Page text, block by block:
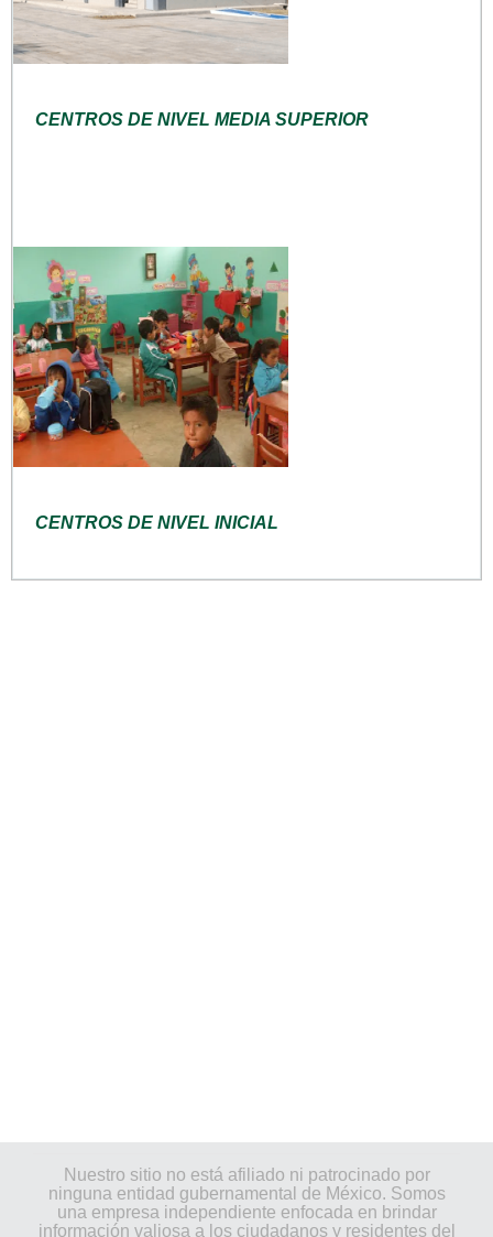
CENTROS DE NIVEL MEDIA SUPERIOR
CENTROS DE NIVEL INICIAL
Nuestro sitio no está afiliado ni patrocinado por
ninguna entidad gubernamental de México. Somos
una empresa independiente enfocada en brindar
información valiosa a los ciudadanos y residentes del